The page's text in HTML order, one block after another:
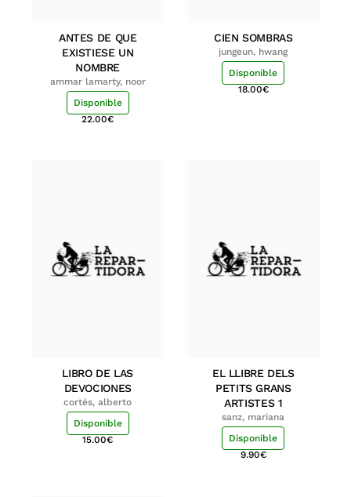
ANTES DE QUE
EXISTIESE UN
NOMBRE
ammar lamarty, noor
Disponible
22.00€
CIEN SOMBRAS
jungeun, hwang
Disponible
18.00€
LIBRO DE LAS
DEVOCIONES
cortés, alberto
Disponible
15.00€
EL LLIBRE DELS
PETITS GRANS
ARTISTES 1
sanz, mariana
Disponible
9.90€